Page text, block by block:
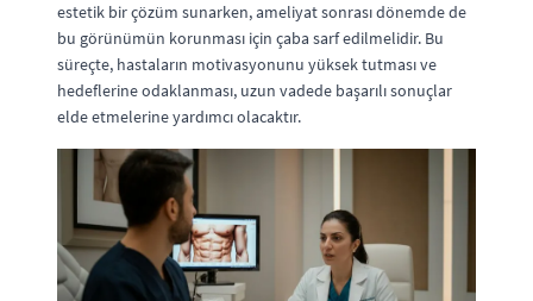
estetik bir çözüm sunarken, ameliyat sonrası dönemde de
bu görünümün korunması için çaba sarf edilmelidir. Bu
süreçte, hastaların motivasyonunu yüksek tutması ve
hedeflerine odaklanması, uzun vadede başarılı sonuçlar
elde etmelerine yardımcı olacaktır.